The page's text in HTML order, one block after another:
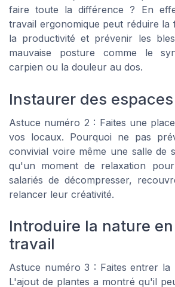
faire toute la différence ? En
travail ergonomique peut réduire la
la productivité et prévenir les
mauvaise posture comme le
carpien ou la douleur au dos.
Instaurer des
Astuce numéro 2 : Faites une
vos locaux. Pourquoi ne pas
convivial voire même une salle de
qu'un moment de relaxation
salariés de décompresser,
relancer leur créativité.
Introduire la nature
travail
Astuce numéro 3 : Faites entrer la
L'ajout de plantes a montré qu'il